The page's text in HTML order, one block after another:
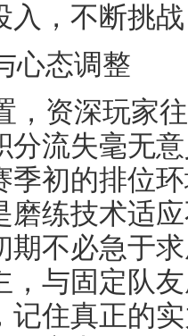
入，不断挑
心态调整
，资深玩家
分流失毫无
季初的排位
磨练技术适
期不必急于
，与固定队
记住真正的